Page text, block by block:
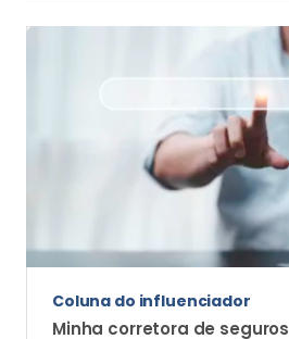
Coluna do influenciador
Minha corretora de seguros